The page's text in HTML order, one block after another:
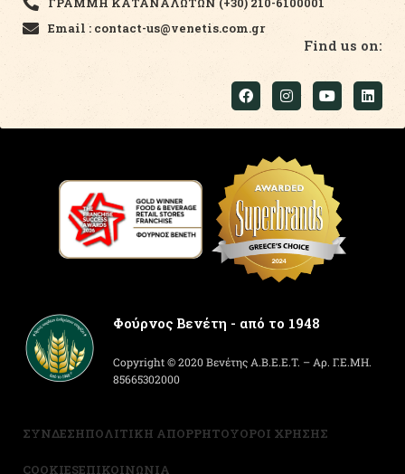
Email : contact-us@venetis.com.gr
Find us on:
Φούρνος Βενέτη - από το 1948
Copyright © 2020 Βενέτης Α.Β.Ε.Ε.Τ. – Αρ. Γ.Ε.ΜΗ.
85665302000
ΣΥΝΔΕΣΗΠΟΛΙΤΙΚΗ ΑΠΟΡΡΗΤΟΥΟΡΟΙ ΧΡΗΣΗΣ
COOKIESΕΠΙΚΟΙΝΩΝΙΑ